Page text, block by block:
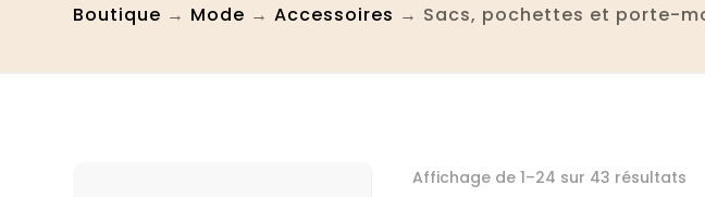
Boutique → Mode →Accessoires → Sacs, pochettes et porte-
Affichage de 1–24 sur 43 résultats